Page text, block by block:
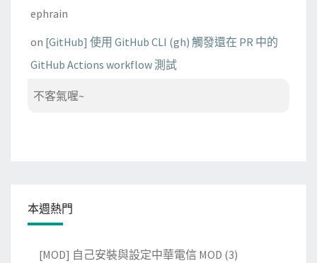
ephrain
on [GitHub] 使用 GitHub CLI (gh) 觸發還在 PR 中的
GitHub Actions workflow 測試
不客氣喔~
本週熱門
[MOD] 自己安裝與設定中華電信 MOD (3)